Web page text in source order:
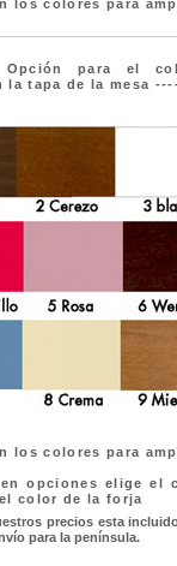
los colores para
Opción para el
la tapa de la mesa
los colores para
opciones elige el
color de la forja
precios esta
para la península.